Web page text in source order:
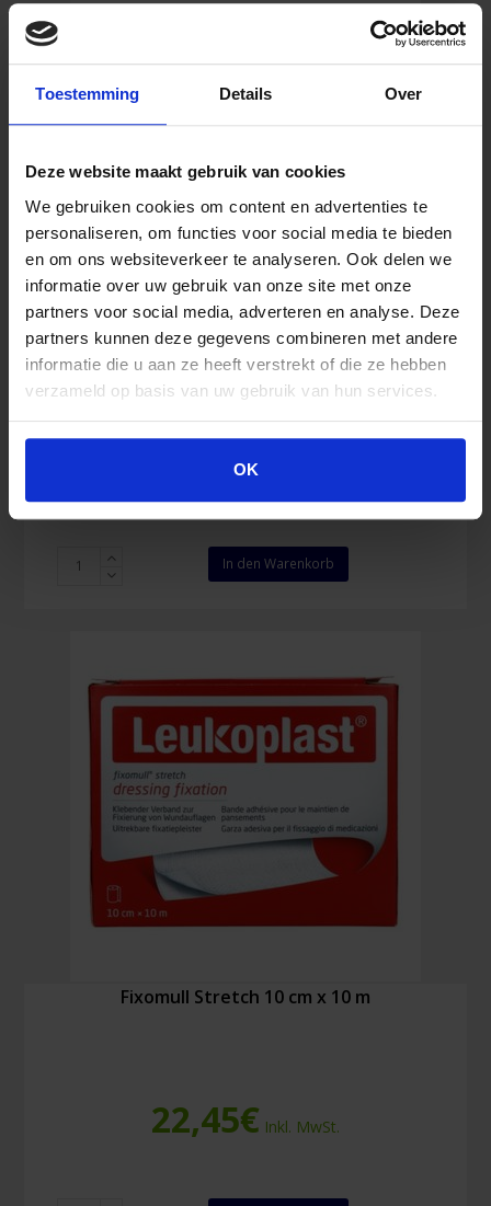
Toestemming Details Over
Deze website maakt gebruik van cookies
We gebruiken cookies om content en advertenties te
personaliseren, om functies voor social media te bieden
en om ons websiteverkeer te analyseren. Ook delen we
informatie over uw gebruik van onze site met onze
partners voor social media, adverteren en analyse. Deze
partners kunnen deze gegevens combineren met andere
informatie die u aan ze heeft verstrekt of die ze hebben
verzameld op basis van uw gebruik van hun services.
OK
Salvequick Pflasterspender
23,87€
Salvequick
Pflasterspender
In den Warenkorb
Fixomull Stretch 10 cm x 10 m
22,45€ Inkl. MwSt.